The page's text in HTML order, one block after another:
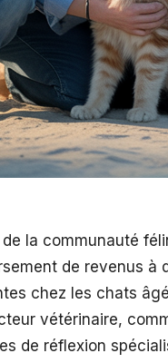
la communauté
de revenus à
chez les chats
vétérinaire,
de réflexion